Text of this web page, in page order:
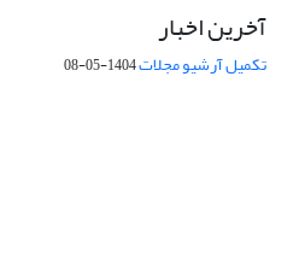
آخرین اخبار
تکمیل آرشیو مجلات1404-05-08